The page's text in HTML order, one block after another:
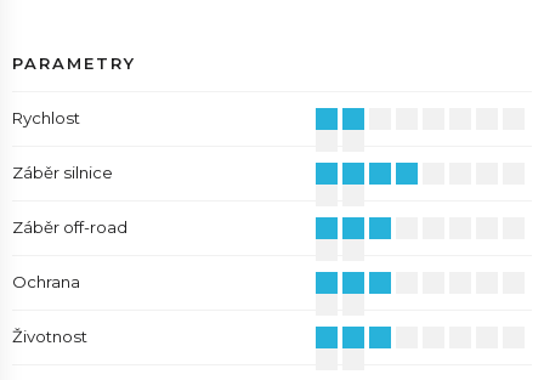
PARAMETRY
Rychlost
Záběr silnice
Záběr off-road
Ochrana
Životnost